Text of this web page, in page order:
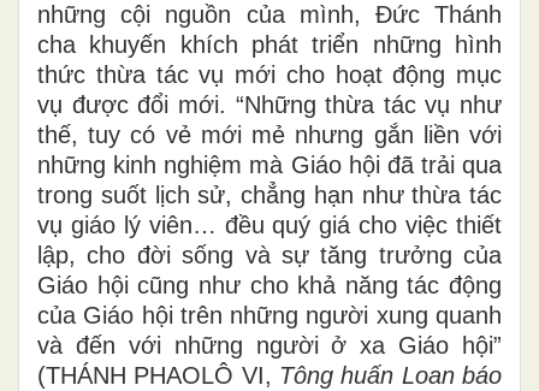
những cội nguồn của mình, Đức Thánh
cha khuyến khích phát triển những hình
thức thừa tác vụ mới cho hoạt động mục
vụ được đổi mới. “Những thừa tác vụ như
thế, tuy có vẻ mới mẻ nhưng gắn liền với
những kinh nghiệm mà Giáo hội đã trải qua
trong suốt lịch sử, chẳng hạn như thừa tác
vụ giáo lý viên… đều quý giá cho việc thiết
lập, cho đời sống và sự tăng trưởng của
Giáo hội cũng như cho khả năng tác động
của Giáo hội trên những người xung quanh
và đến với những người ở xa Giáo hội”
(THÁNH PHAOLÔ VI, Tông huấn Loan báo